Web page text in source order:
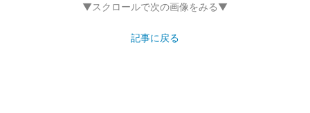
▼スクロールで次の画像をみる▼
記事に戻る